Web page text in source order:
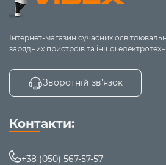
Інтернет-магазин сучасних
зарядних пристроїв та іншої
Зворотній зв’язок
Контакти:
+38 (050) 567-57-57